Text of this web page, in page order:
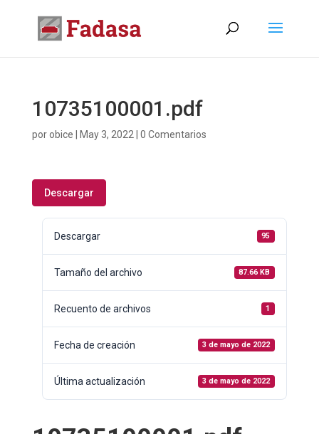
10735100001.pdf
porobice May 3, 2022 0 Comentarios
Descargar
Descargar 95
Tamaño del archivo 87.66 KB
Recuento de archivos 1
Fecha de creación 3 de mayo de 2022
Última actualización 3 de mayo de 2022